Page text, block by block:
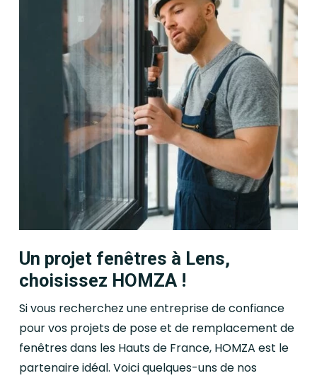
Un projet fenêtres à Lens,
choisissez HOMZA !
Si vous recherchez une entreprise de confiance
pour vos projets de pose et de remplacement de
fenêtres dans les Hauts de France, HOMZA est le
partenaire idéal. Voici quelques-uns de nos